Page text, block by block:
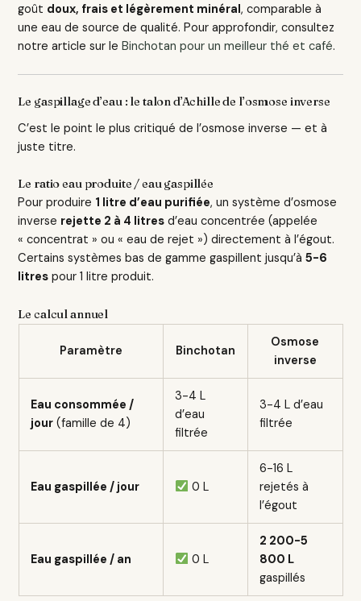
goût doux, frais et légèrement minéral, comparable à
une eau de source de qualité. Pour approfondir, consultez
notre article sur leBinchotan pour un meilleur thé et café.
Le gaspillage d’eau : le talon d’Achille de l’osmose inverse
C’est le point le plus critiqué de l’osmose inverse — et à
juste titre.
Le ratio eau produite / eau gaspillée
Pour produire 1 litre d’eau purifiée, un système d’osmose
inverse rejette 2 à 4 litres d’eau concentrée (appelée
« concentrat » ou « eau de rejet ») directement à l’égout.
Certains systèmes bas de gamme gaspillent jusqu’à5-6
litres pour 1 litre produit.
Le calcul annuel
Paramètre Binchotan
Osmose
inverse
Eau consommée /
jour (famille de 4)
3-4 L
d’eau
filtrée
3-4 L d’eau
filtrée
Eau gaspillée / jour 0 L
6-16 L
rejetés à
l’égout
Eau gaspillée / an 0 L
2 200-5
800 L
gaspillés